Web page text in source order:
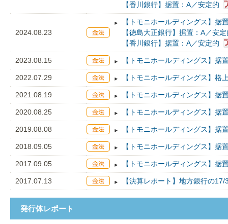
【香川銀行】据置：A／安定的
2024.08.23
【トモニホールディングス】据
【徳島大正銀行】据置：A／安
【香川銀行】据置：A／安定的
2023.08.15 【トモニホールディングス】据
2022.07.29 【トモニホールディングス】
2021.08.19 【トモニホールディングス】
2020.08.25 【トモニホールディングス】据
2019.08.08 【トモニホールディングス】据
2018.09.05 【トモニホールディングス】据
2017.09.05 【トモニホールディングス】据
2017.07.13 【決算レポート】地方銀行の
発行体レポート